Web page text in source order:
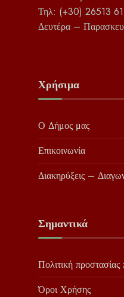
Τηλ: (+30) 26513
Δευτέρα –
Χρήσιμα
Ο Δήμος μας
Επικοινωνία
Διακηρύξεις –
Σημαντικά
Πολιτική
Όροι Χρήσης